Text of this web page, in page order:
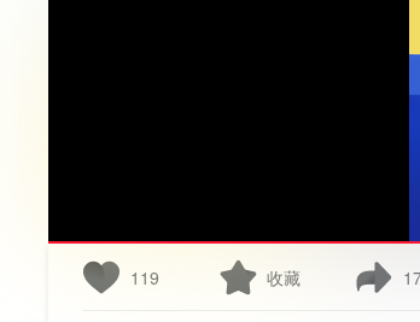
119 收藏